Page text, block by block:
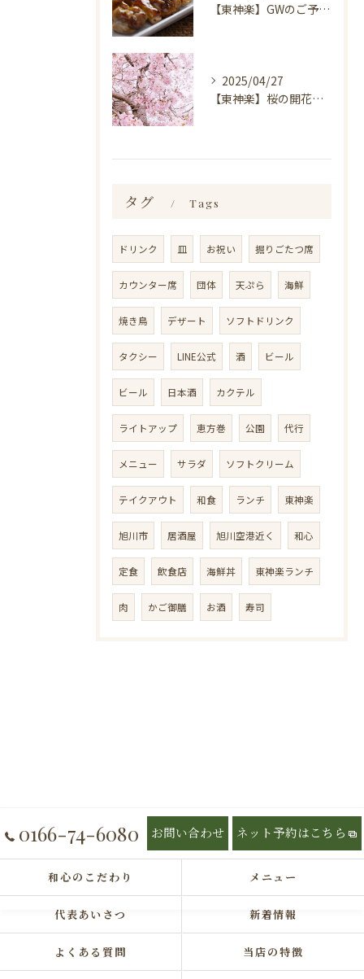
【東神楽】GWのご予約受付中！｜ランチ・喫茶＆居酒屋 和心
2025/04/27
【東神楽】桜の開花情報＆お花見スポット｜ランチ・喫茶＆居酒屋 和心
タグ Tags
ドリンク 皿 お祝い 掘りごたつ席
カウンター席 団体 天ぷら 海鮮
焼き鳥 デザート ソフトドリンク
タクシー LINE公式 酒 ビール
ビール 日本酒 カクテル
ライトアップ 恵方巻 公園 代行
メニュー サラダ ソフトクリーム
テイクアウト 和食 ランチ 東神楽
旭川市 居酒屋 旭川空港近く 和心
定食 飲食店 海鮮丼 東神楽ランチ
肉 かご御膳 お酒 寿司
0166-74-6080 お問い合わせ ネット予約はこちら
和心のこだわり メニュー
代表あいさつ 新着情報
よくある質問 当店の特徴